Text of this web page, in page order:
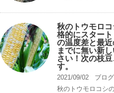
秋のトウモロ
格的にスター
の温度差と最
までに無い新
さい！次の枝
す。
2021/09/02
ブログ
秋のトウモロコシ